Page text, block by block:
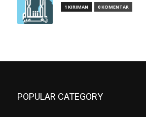
1 KIRIMAN 0 KOMENTAR
POPULAR CATEGORY